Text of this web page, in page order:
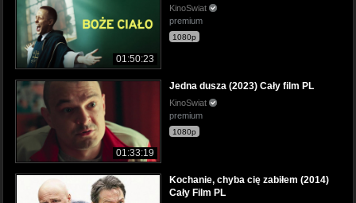
01:50:23
KinoSwiat
premium
1080p
01:33:19
Jedna dusza (2023) Cały film PL
KinoSwiat
premium
1080p
Kochanie, chyba cię zabiłem (2014)
Cały Film PL